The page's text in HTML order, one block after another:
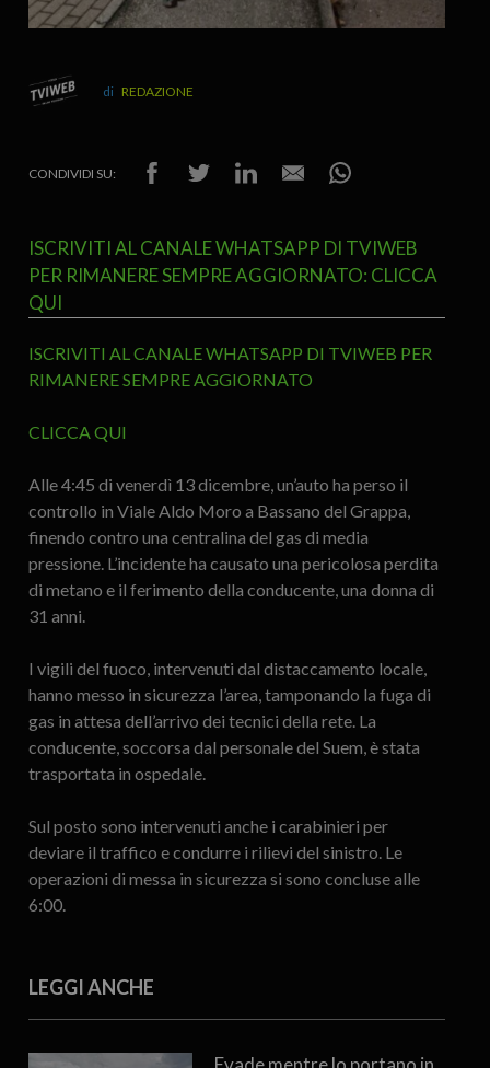
REDAZIONE
CONDIVIDI SU:
ISCRIVITI AL CANALE WHATSAPP DI TVIWEB
PER RIMANERE SEMPRE AGGIORNATO: CLICCA
QUI
ISCRIVITI AL CANALE WHATSAPP DI TVIWEB PER
RIMANERE SEMPRE AGGIORNATO
CLICCA QUI
Alle 4:45 di venerdì 13 dicembre, un’auto ha perso il
controllo in Viale Aldo Moro a Bassano del Grappa,
finendo contro una centralina del gas di media
pressione. L’incidente ha causato una pericolosa perdita
di metano e il ferimento della conducente, una donna di
31 anni.
I vigili del fuoco, intervenuti dal distaccamento locale,
hanno messo in sicurezza l’area, tamponando la fuga di
gas in attesa dell’arrivo dei tecnici della rete. La
conducente, soccorsa dal personale del Suem, è stata
trasportata in ospedale.
Sul posto sono intervenuti anche i carabinieri per
deviare il traffico e condurre i rilievi del sinistro. Le
operazioni di messa in sicurezza si sono concluse alle
6:00.
LEGGI ANCHE